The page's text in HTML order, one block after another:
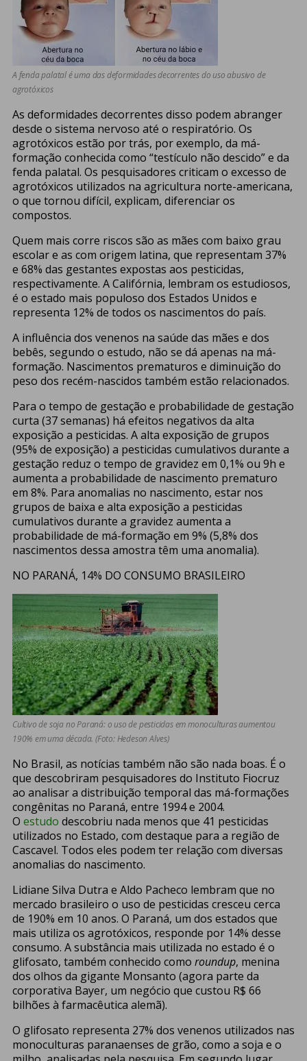
A fenda palatal é uma das deformidades decorrentes do uso abusivo de
agrotóxicos
As deformidades decorrentes disso podem abranger
desde o sistema nervoso até o respiratório. Os
agrotóxicos estão por trás, por exemplo, da má-
formação conhecida como “testículo não descido” e da
fenda palatal. Os pesquisadores criticam o excesso de
agrotóxicos utilizados na agricultura norte-americana,
o que tornou difícil, explicam, diferenciar os
compostos.
Quem mais corre riscos são as mães com baixo grau
escolar e as com origem latina, que representam 37%
e 68% das gestantes expostas aos pesticidas,
respectivamente. A Califórnia, lembram os estudiosos,
é o estado mais populoso dos Estados Unidos e
representa 12% de todos os nascimentos do país.
A influência dos venenos na saúde das mães e dos
bebês, segundo o estudo, não se dá apenas na má-
formação. Nascimentos prematuros e diminuição do
peso dos recém-nascidos também estão relacionados.
Para o tempo de gestação e probabilidade de gestação
curta (37 semanas) há efeitos negativos da alta
exposição a pesticidas. A alta exposição de grupos
(95% de exposição) a pesticidas cumulativos durante a
gestação reduz o tempo de gravidez em 0,1% ou 9h e
aumenta a probabilidade de nascimento prematuro
em 8%. Para anomalias no nascimento, estar nos
grupos de baixa e alta exposição a pesticidas
cumulativos durante a gravidez aumenta a
probabilidade de má-formação em 9% (5,8% dos
nascimentos dessa amostra têm uma anomalia).
NO PARANÁ, 14% DO CONSUMO BRASILEIRO
Cultivo de soja no Paraná: o uso de pesticidas em monoculturas aumentou
190% em uma década. (Foto: Hedeson Alves)
No Brasil, as notícias também não são nada boas. É o
que descobriram pesquisadores do Instituto Fiocruz
ao analisar a distribuição temporal das má-formações
congênitas no Paraná, entre 1994 e 2004.
O estudo descobriu nada menos que 41 pesticidas
utilizados no Estado, com destaque para a região de
Cascavel. Todos eles podem ter relação com diversas
anomalias do nascimento.
Lidiane Silva Dutra e Aldo Pacheco lembram que no
mercado brasileiro o uso de pesticidas cresceu cerca
de 190% em 10 anos. O Paraná, um dos estados que
mais utiliza os agrotóxicos, responde por 14% desse
consumo. A substância mais utilizada no estado é o
glifosato, também conhecido como roundup, menina
dos olhos da gigante Monsanto (agora parte da
corporativa Bayer, um negócio que custou R$ 66
bilhões à farmacêutica alemã).
O glifosato representa 27% dos venenos utilizados nas
monoculturas paranaenses de grão, como a soja e o